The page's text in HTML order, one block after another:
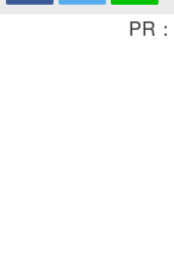
PR：